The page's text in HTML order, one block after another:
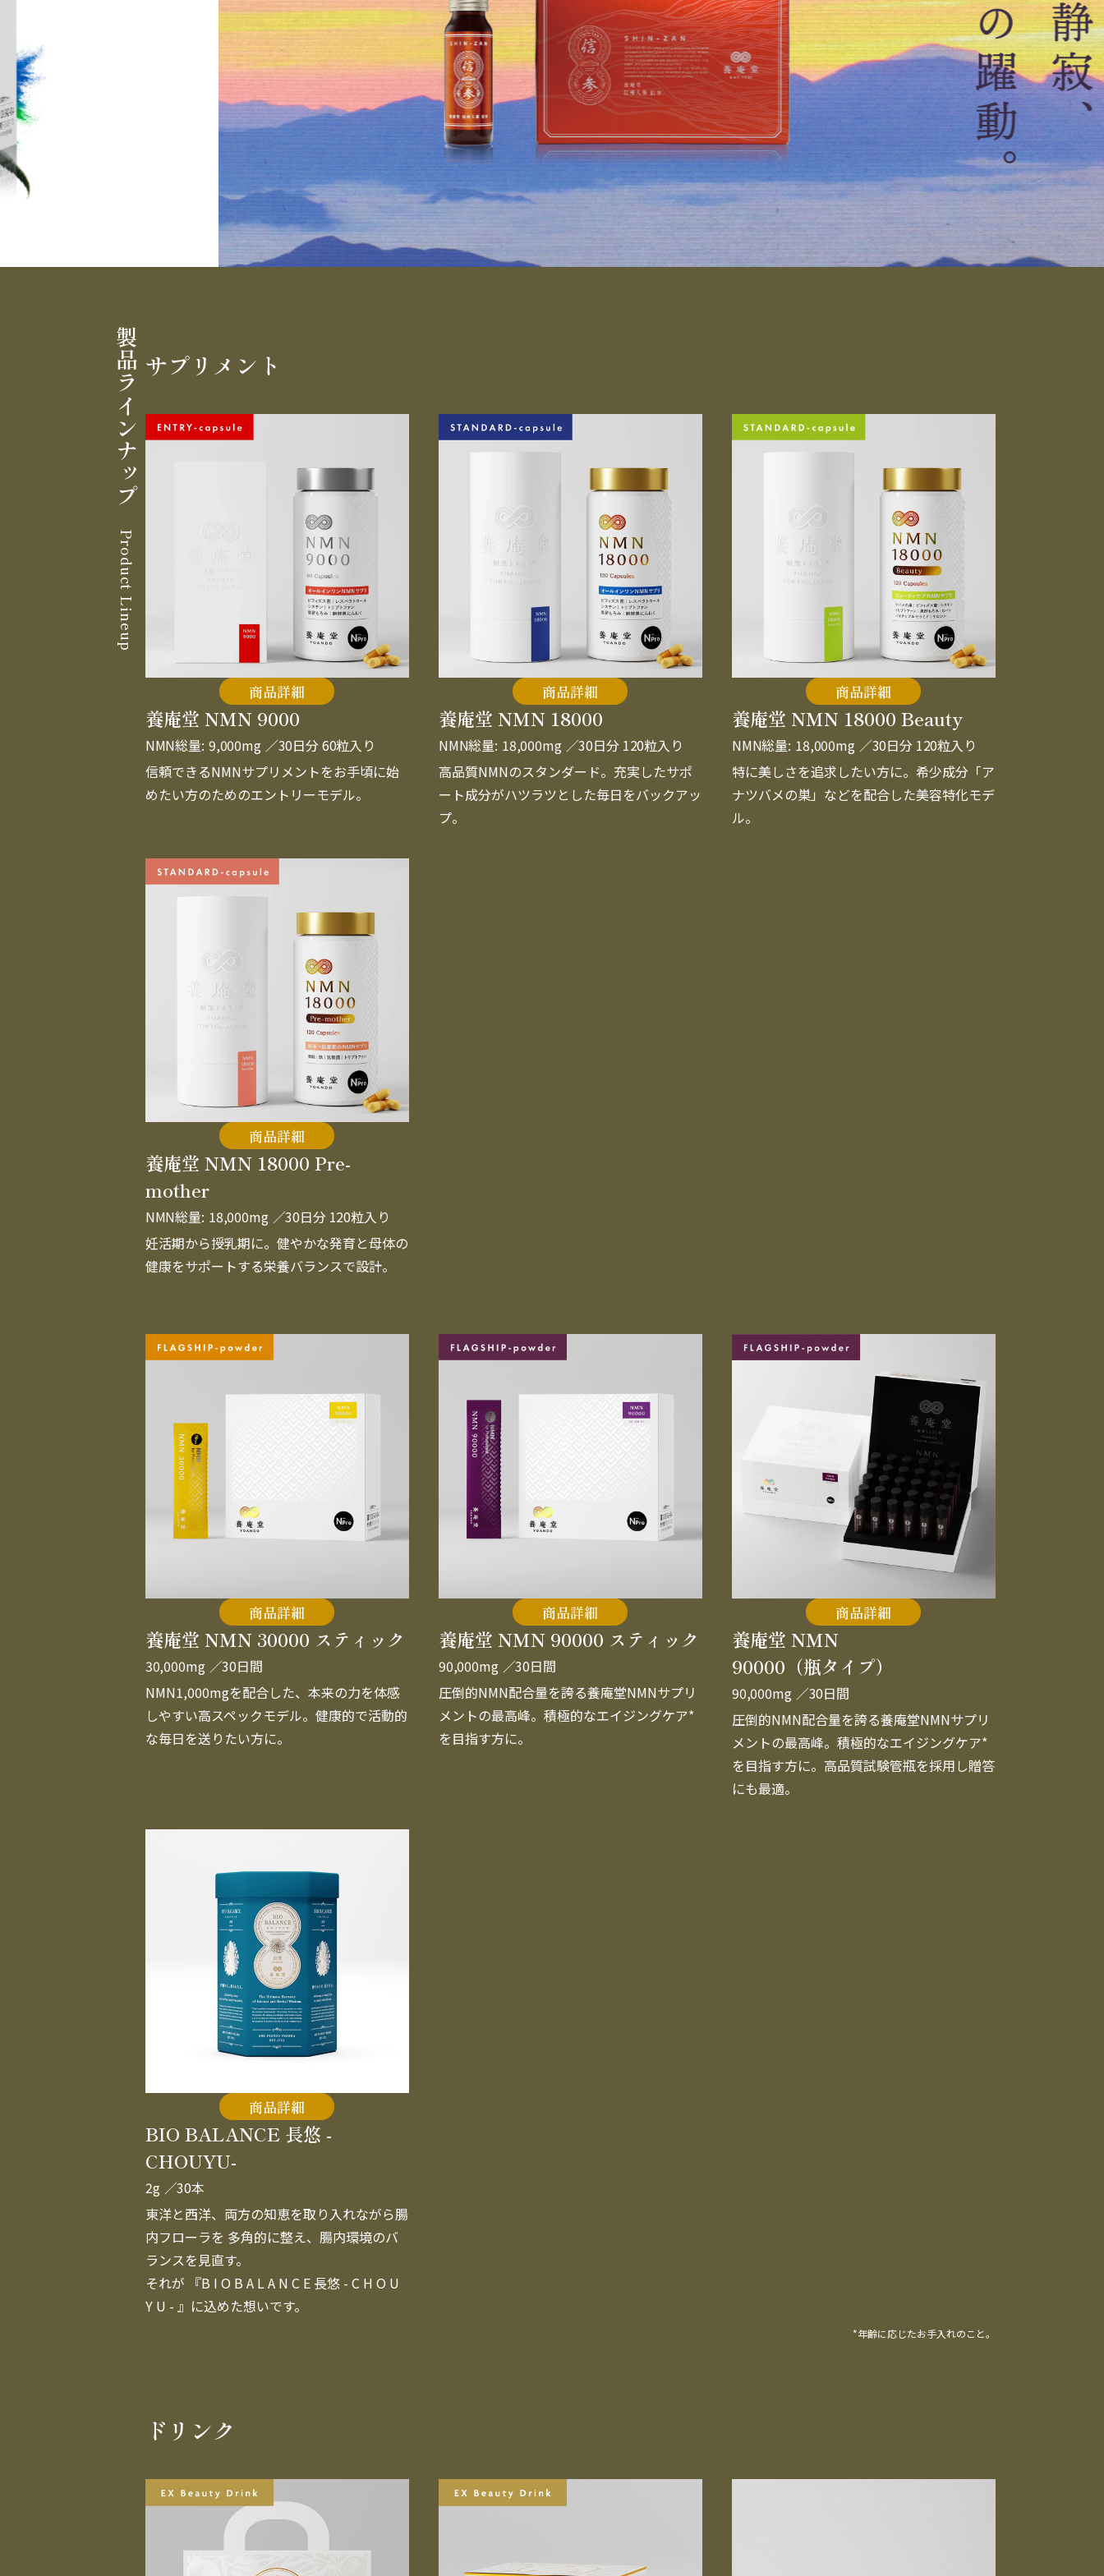
製品ラインナップ
Product Lineup
サプリメント
商品詳細
養庵堂 NMN 9000
NMN総量: 9,000mg ／30日分 60粒入り
信頼できるNMNサプリメントをお手頃に始
めたい方のためのエントリーモデル。
商品詳細
養庵堂 NMN 18000
NMN総量: 18,000mg ／30日分 120粒入り
高品質NMNのスタンダード。充実したサポ
ート成分がハツラツとした毎日をバックアッ
プ。
商品詳細
養庵堂 NMN 18000 Beauty
NMN総量: 18,000mg ／30日分 120粒入り
特に美しさを追求したい方に。希少成分「ア
ナツバメの巣」などを配合した美容特化モデ
ル。
商品詳細
養庵堂 NMN 18000 Pre-
mother
NMN総量: 18,000mg ／30日分 120粒入り
妊活期から授乳期に。健やかな発育と母体の
健康をサポートする栄養バランスで設計。
商品詳細
養庵堂 NMN 30000 スティック
30,000mg ／30日間
NMN1,000mgを配合した、本来の力を体感
しやすい高スペックモデル。健康的で活動的
な毎日を送りたい方に。
商品詳細
養庵堂 NMN 90000 スティック
90,000mg ／30日間
圧倒的NMN配合量を誇る養庵堂NMNサプリ
メントの最高峰。積極的なエイジングケア*
を目指す方に。
商品詳細
養庵堂 NMN
90000（瓶タイプ）
90,000mg ／30日間
圧倒的NMN配合量を誇る養庵堂NMNサプリ
メントの最高峰。積極的なエイジングケア*
を目指す方に。高品質試験管瓶を採用し贈答
にも最適。
商品詳細
BIO BALANCE 長悠 -
CHOUYU-
2g ／30本
東洋と西洋、両方の知恵を取り入れながら腸
内フローラを 多角的に整え、腸内環境のバ
ランスを見直す。
それが 『B I O B A L A N C E 長悠 - C H O U
Y U - 』に込めた想いです。
*年齢に応じたお手入れのこと。
ドリンク